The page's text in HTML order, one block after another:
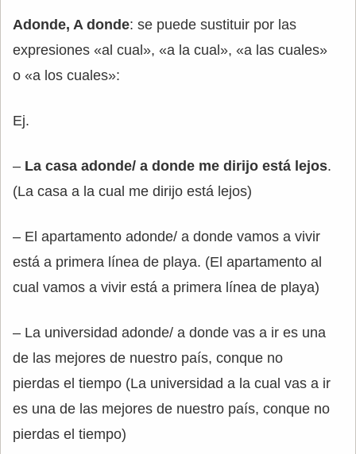
Adonde, A donde: se puede sustituir por las
expresiones «al cual», «a la cual», «a las cuales»
o «a los cuales»:
Ej.
– La casa adonde/ a donde me dirijo está lejos.
(La casa a la cual me dirijo está lejos)
– El apartamento adonde/ a donde vamos a vivir
está a primera línea de playa. (El apartamento al
cual vamos a vivir está a primera línea de playa)
– La universidad adonde/ a donde vas a ir es una
de las mejores de nuestro país, conque no
pierdas el tiempo (La universidad a la cual vas a ir
es una de las mejores de nuestro país, conque no
pierdas el tiempo)